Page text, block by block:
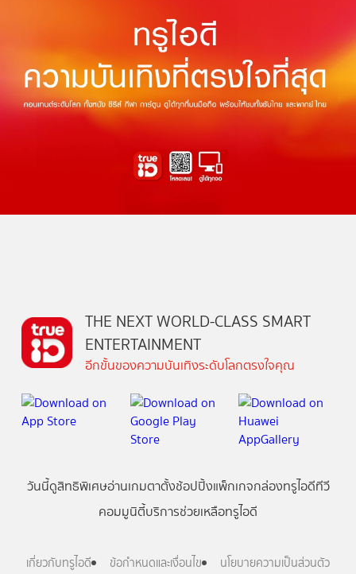
THE NEXT WORLD-CLASS SMART
ENTERTAINMENT
อีกขั้นของความบันเทิงระดับโลกตรงใจคุณ
วันนี้ดูสิทธิพิเศษอ่านเกมตาตั้งช้อปปิ้งแพ็กเกจกล่องทรูไอดีทีวี
คอมมูนิตี้บริการช่วยเหลือทรูไอดี
เกี่ยวกับทรูไอดี ข้อกำหนดและเงื่อนไข นโยบายความเป็นส่วนตัว